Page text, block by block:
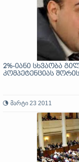
2%-იანი სხვაობა
კომპეტენციას
მარტი 23 2011